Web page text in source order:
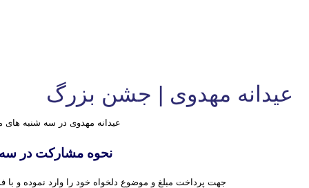
عیدانه مهدوی | جشن بزرگ
عیدانه مهدوی در سه شنبه های
نحوه مشارکت در
جهت پرداخت مبلغ و موضوع دلخواه خود را وارد نموده و